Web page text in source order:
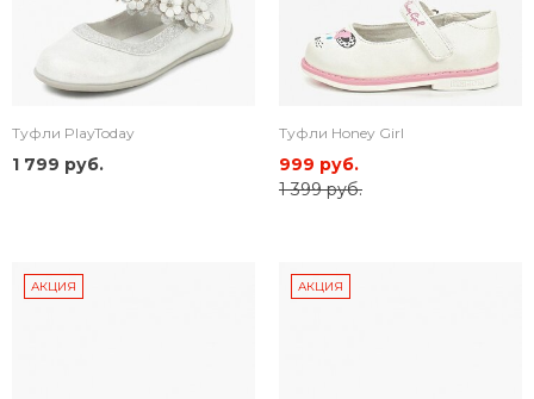
Туфли PlayToday
1 799 руб.
Туфли Honey Girl
999 руб.
1 399 руб.
АКЦИЯ АКЦИЯ